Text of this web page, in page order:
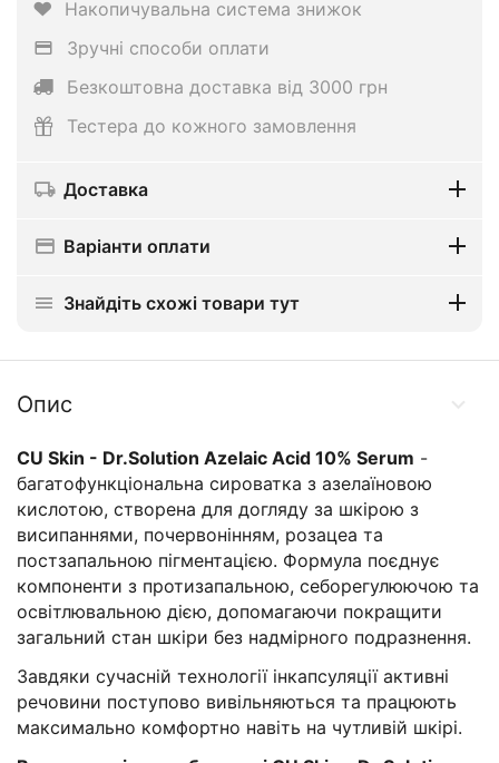
Накопичувальна система знижок
Зручні способи оплати
Безкоштовна доставка від 3000 грн
Тестера до кожного замовлення
Доставка
Варіанти оплати
Знайдіть схожі товари тут
Опис
CU Skin - Dr.Solution Azelaic Acid 10% Serum -
багатофункціональна сироватка з азелаїновою
кислотою, створена для догляду за шкірою з
висипаннями, почервонінням, розацеа та
постзапальною пігментацією. Формула поєднує
компоненти з протизапальною, себорегулюючою та
освітлювальною дією, допомагаючи покращити
загальний стан шкіри без надмірного подразнення.
Завдяки сучасній технології інкапсуляції активні
речовини поступово вивільняються та працюють
максимально комфортно навіть на чутливій шкірі.